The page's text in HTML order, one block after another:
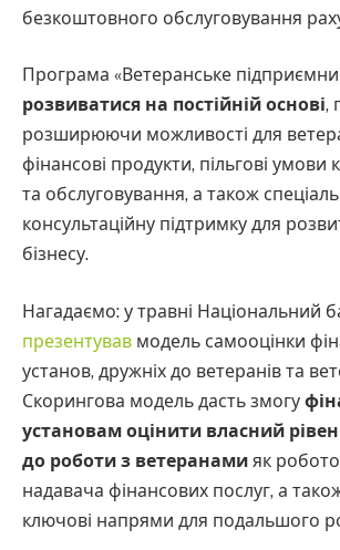
безкоштовного обслуговування
Програма «Ветеранське
розвиватися на постійній основі,
розширюючи можливості для
фінансові продукти, пільгові умови
та обслуговування, а також
консультаційну підтримку для
бізнесу.
Нагадаємо: у травні Національний
презентував модель самооцінки
установ, дружніх до ветеранів та
Скорингова модель дасть змогу
установам оцінити власний
до роботи з ветеранами як
надавача фінансових послуг, а
ключові напрями для подальшого